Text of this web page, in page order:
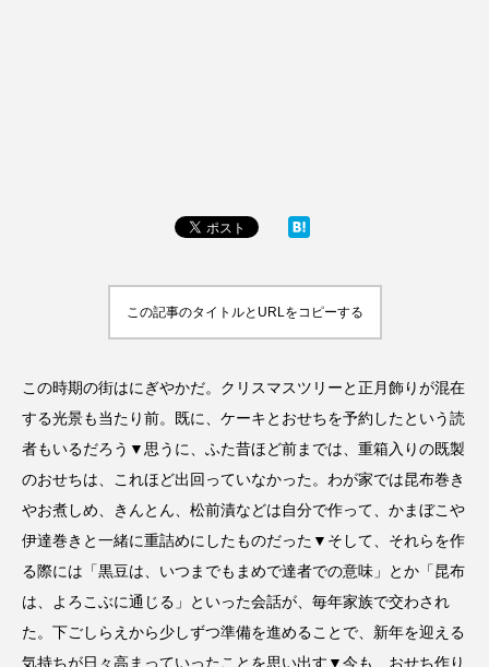
この記事のタイトルとURLをコピーする
この時期の街はにぎやかだ。クリスマスツリーと正月飾りが混在
する光景も当たり前。既に、ケーキとおせちを予約したという読
者もいるだろう▼思うに、ふた昔ほど前までは、重箱入りの既製
のおせちは、これほど出回っていなかった。わが家では昆布巻き
やお煮しめ、きんとん、松前漬などは自分で作って、かまぼこや
伊達巻きと一緒に重詰めにしたものだった▼そして、それらを作
る際には「黒豆は、いつまでもまめで達者での意味」とか「昆布
は、よろこぶに通じる」といった会話が、毎年家族で交わされ
た。下ごしらえから少しずつ準備を進めることで、新年を迎える
気持ちが日々高まっていったことを思い出す▼今も、おせち作り